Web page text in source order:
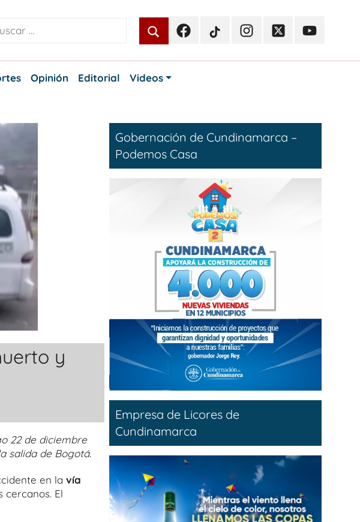
FacebookTikTokInstagramTwitterYoutube
Opinión Editorial Videos
y
22 de diciembre
salida de Bogotá.
en la vía
El
Gobernación de Cundinamarca –
Podemos Casa
Empresa de Licores de
Cundinamarca